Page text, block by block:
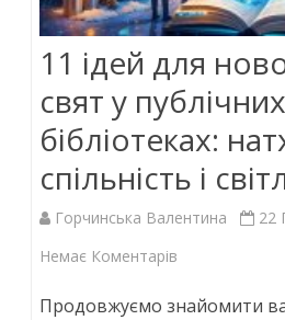
11 ідей для
свят у публічних
бібліотеках:
спільність і
Горчинська Валентина
22
Немає Коментарів
Продовжуємо знайомити